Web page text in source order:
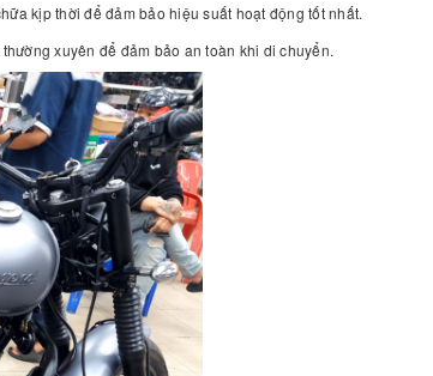
kịp thời để đảm bảo hiệu suất hoạt động tốt nhất.
xuyên để đảm bảo an toàn khi di chuyển.